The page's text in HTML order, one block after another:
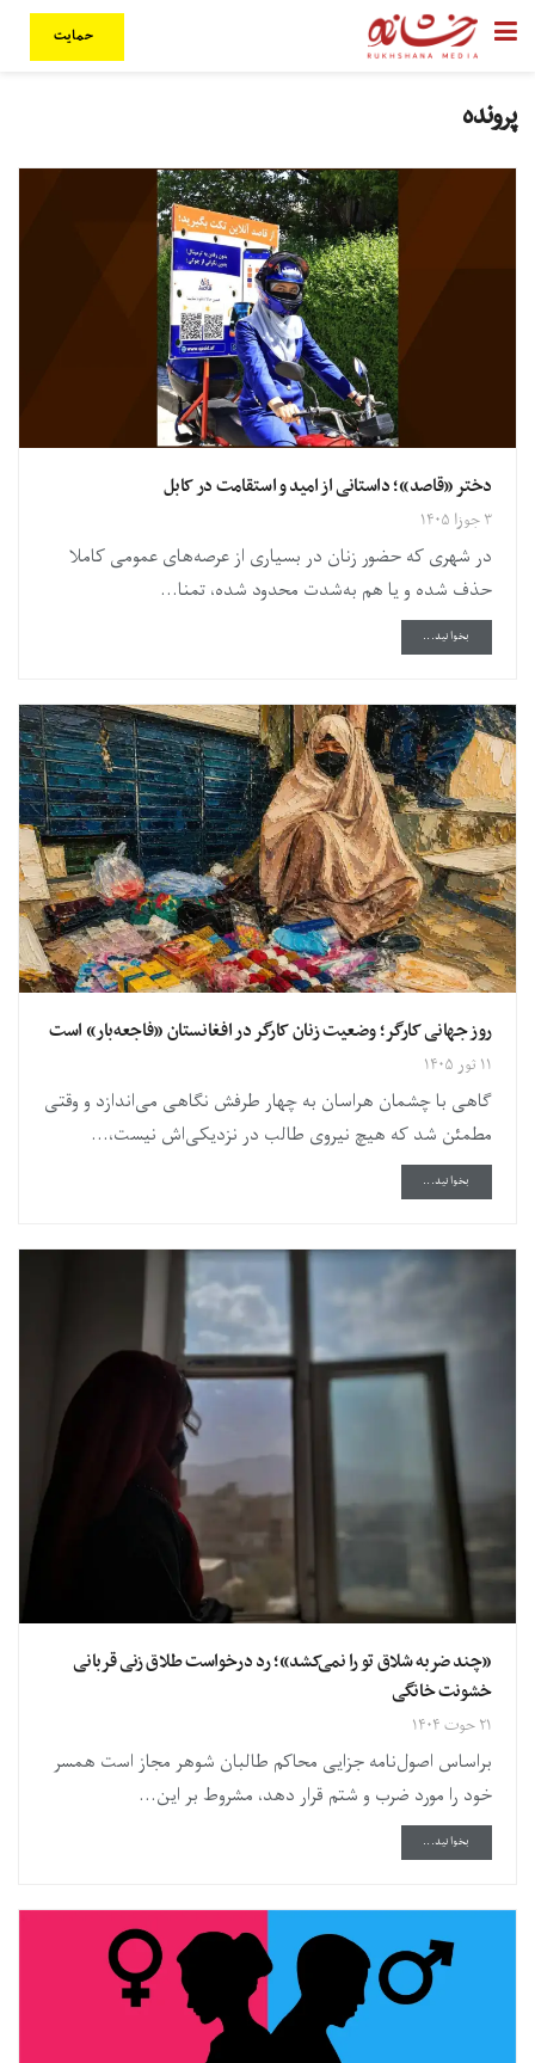
حمایت
پرونده
دختر «قاصد»؛ داستانی از امید و استقامت در کابل
۳ جوزا ۱۴۰۵
در شهری که حضور زنان در بسیاری از عرصه‌های عمومی کاملا
حذف شده و یا هم به‌شدت محدود شده، تمنا...
بخوانید...
روز جهانی کارگر؛ وضعیت زنان کارگر در افغانستان «فاجعه‌بار» است
۱۱ ثور ۱۴۰۵
گاهی با چشمان هراسان به چهار طرفش نگاهی می‌اندازد و وقتی
مطمئن شد که هیچ نیروی طالب در نزدیکی‌اش نیست،...
بخوانید...
«چند ضربه شلاق تو را نمی‌کشد»؛ رد درخواست طلاق زنی قربانی
خشونت خانگی
۲۱ حوت ۱۴۰۴
براساس اصول‌نامه جزایی محاکم طالبان شوهر مجاز است همسر
خود را مورد ضرب و شتم قرار دهد، مشروط بر این...
بخوانید...